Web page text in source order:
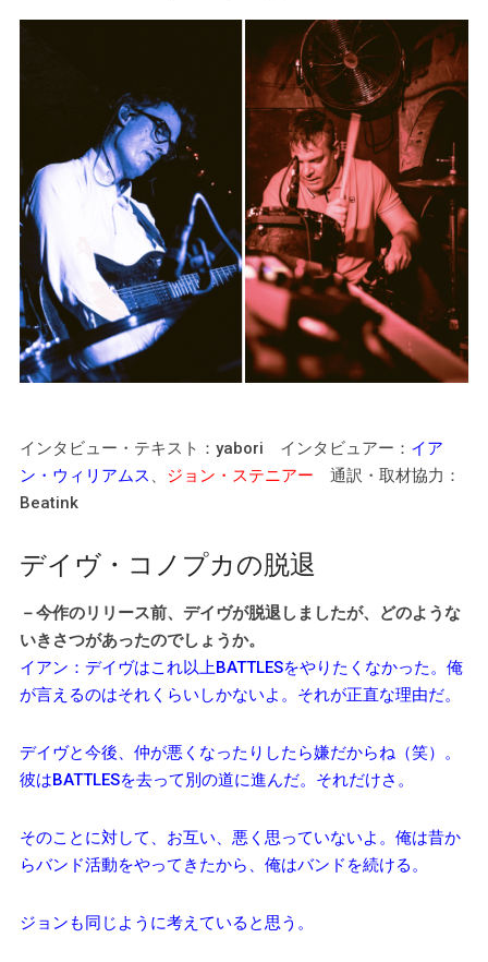
インタビュー・テキスト：yabori インタビュアー： イア
ン・ウィリアムス 、 ジョン・ステニアー 通訳・取材協力：
Beatink
デイヴ・コノプカの脱退
－今作のリリース前、デイヴが脱退しましたが、どのような
いきさつがあったのでしょうか。
イアン：デイヴはこれ以上BATTLESをやりたくなかった。俺
が言えるのはそれくらいしかないよ。それが正直な理由だ。
デイヴと今後、仲が悪くなったりしたら嫌だからね（笑）。
彼はBATTLESを去って別の道に進んだ。それだけさ。
そのことに対して、お互い、悪く思っていないよ。俺は昔か
らバンド活動をやってきたから、俺はバンドを続ける。
ジョンも同じように考えていると思う。